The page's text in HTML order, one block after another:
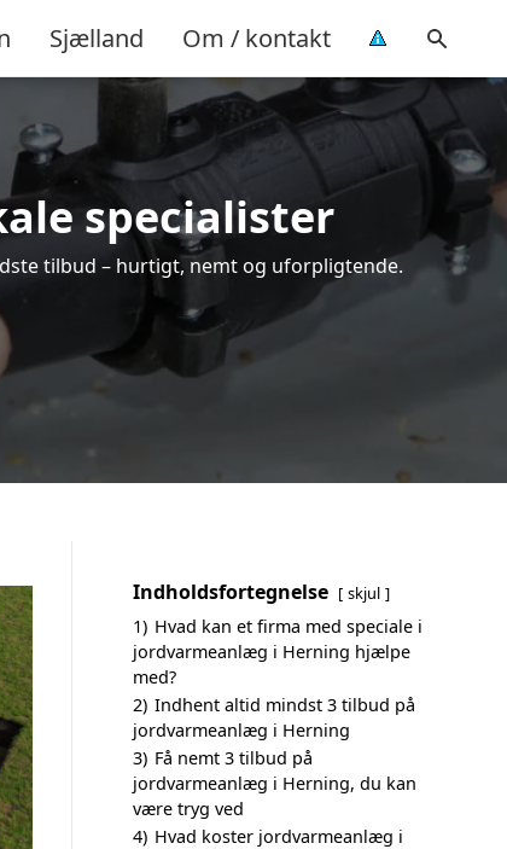
Sjælland Om / kontakt
specialister
tilbud – hurtigt, nemt og uforpligtende.
Indholdsfortegnelse skjul
1) Hvad kan et firma med speciale i
jordvarmeanlæg i Herning hjælpe
med?
2) Indhent altid mindst 3 tilbud på
jordvarmeanlæg i Herning
3) Få nemt 3 tilbud på
jordvarmeanlæg i Herning, du kan
være tryg ved
4) Hvad koster jordvarmeanlæg i